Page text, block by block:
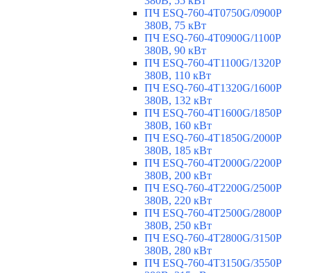
ПЧ ESQ-760-4T0750G/0900P
380В, 75 кВт
ПЧ ESQ-760-4T0900G/1100P
380В, 90 кВт
ПЧ ESQ-760-4T1100G/1320P
380В, 110 кВт
ПЧ ESQ-760-4T1320G/1600P
380В, 132 кВт
ПЧ ESQ-760-4T1600G/1850P
380В, 160 кВт
ПЧ ESQ-760-4T1850G/2000P
380В, 185 кВт
ПЧ ESQ-760-4T2000G/2200P
380В, 200 кВт
ПЧ ESQ-760-4T2200G/2500P
380В, 220 кВт
ПЧ ESQ-760-4T2500G/2800P
380В, 250 кВт
ПЧ ESQ-760-4T2800G/3150P
380В, 280 кВт
ПЧ ESQ-760-4T3150G/3550P